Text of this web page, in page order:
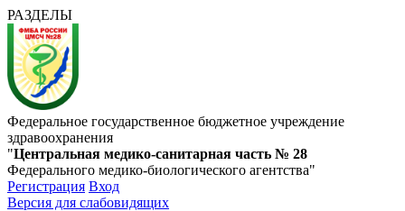
РАЗДЕЛЫ
Федеральное государственное бюджетное учреждение
здравоохранения
"Центральная медико-санитарная часть № 28
Федерального медико-биологического агентства"
Регистрация Вход
Версия для слабовидящих